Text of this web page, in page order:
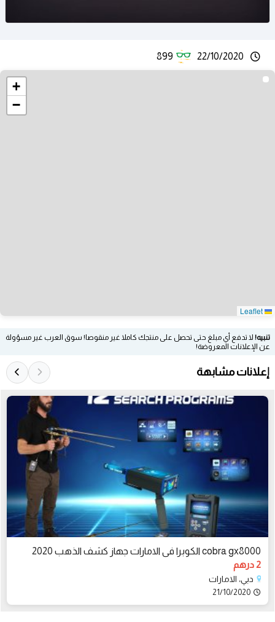
22/10/2020
899
+
−
تنبيه! لا تدفع أي مبلغ حتى تحصل على منتجك كاملا غير منقوصا! سوق العرب غير مسؤولة
عن الإعلانات المعروضة!
إعلانات مشابهة
cobra gx8000 الكوبرا فى الامارات جهاز كشف الذهب 2020
2 درهم
دبي، الامارات
21/10/2020